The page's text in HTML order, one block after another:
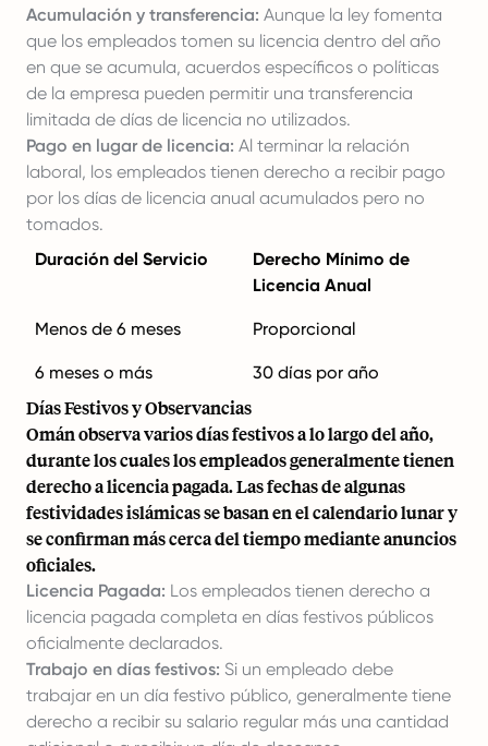
Acumulación y transferencia: Aunque la ley fomenta
que los empleados tomen su licencia dentro del año
en que se acumula, acuerdos específicos o políticas
de la empresa pueden permitir una transferencia
limitada de días de licencia no utilizados.
Pago en lugar de licencia: Al terminar la relación
laboral, los empleados tienen derecho a recibir pago
por los días de licencia anual acumulados pero no
tomados.
Duración del Servicio
Derecho Mínimo de
Licencia Anual
Menos de 6 meses Proporcional
6 meses o más 30 días por año
Días Festivos y Observancias
Omán observa varios días festivos a lo largo del año,
durante los cuales los empleados generalmente tienen
derecho a licencia pagada. Las fechas de algunas
festividades islámicas se basan en el calendario lunar y
se confirman más cerca del tiempo mediante anuncios
oficiales.
Licencia Pagada: Los empleados tienen derecho a
licencia pagada completa en días festivos públicos
oficialmente declarados.
Trabajo en días festivos: Si un empleado debe
trabajar en un día festivo público, generalmente tiene
derecho a recibir su salario regular más una cantidad